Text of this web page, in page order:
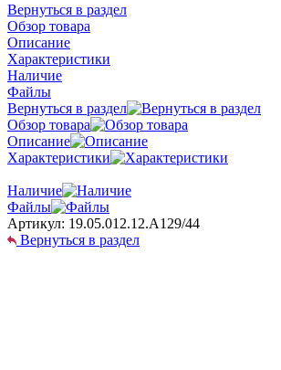
Вернуться в раздел
Обзор товара
Описание
Характеристики
Наличие
Файлы
Вернуться в раздел
Обзор товара
Описание
Характеристики
Наличие
Файлы
Артикул: 19.05.012.12.А129/44
Вернуться в раздел